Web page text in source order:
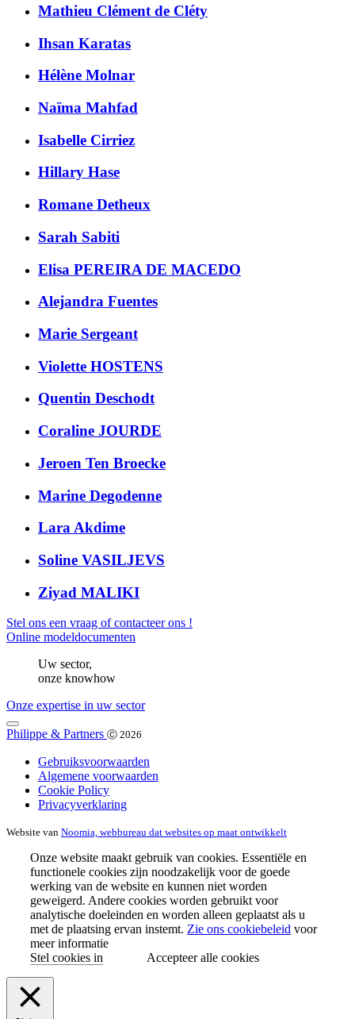
Mathieu Clément de Cléty
Ihsan Karatas
Hélène Molnar
Naïma Mahfad
Isabelle Cirriez
Hillary Hase
Romane Detheux
Sarah Sabiti
Elisa PEREIRA DE MACEDO
Alejandra Fuentes
Marie Sergeant
Violette HOSTENS
Quentin Deschodt
Coraline JOURDE
Jeroen Ten Broecke
Marine Degodenne
LaraAkdime
Soline VASILJEVS
Ziyad MALIKI
Stel ons een vraag of contacteer ons !
Online modeldocumenten
Uw sector,
onze knowhow
Onze expertise in uw sector
Philippe & Partners Ⓒ 2026
Gebruiksvoorwaarden
Algemene voorwaarden
Cookie Policy
Privacyverklaring
Website van Noomia, webbureau dat websites op maat ontwikkelt
Onze website maakt gebruik van cookies. Essentiële en
functionele cookies zijn noodzakelijk voor de goede
werking van de website en kunnen niet worden
geweigerd. Andere cookies worden gebruikt voor
analytische doeleinden en worden alleen geplaatst als u
met de plaatsing ervan instemt. Zie ons cookiebeleid voor
meer informatie
Stel cookies in
Accepteer alle cookies